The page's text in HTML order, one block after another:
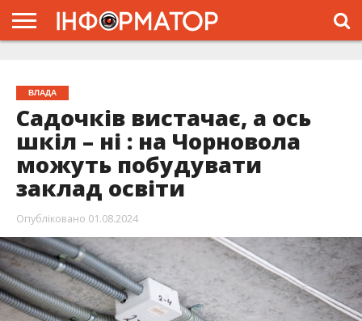
ВЛАДА
Садочків вистачає, а ось
шкіл – ні : на Чорновола
можуть побудувати
заклад освіти
Опубліковано 01.08.2024